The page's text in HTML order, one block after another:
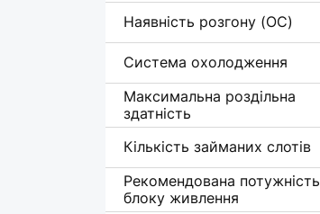
Наявність розгону (ОС)
Система охолодження
Максимальна роздільна
здатність
Кількість займаних слотів
Рекомендована потужність
блоку живлення